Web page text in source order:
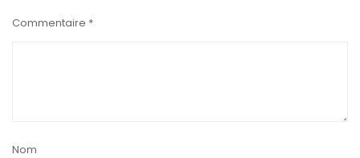
Commentaire *
Nom